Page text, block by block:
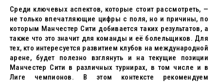
Среди ключевых аспектов, которые стоит рассмотреть, —
не только впечатляющие цифры с поля, но и причины, по
которым Манчестер Сити добивается таких результатов, а
также что это значит для команды и её болельщиков. Для
тех, кто интересуется развитием клубов на международной
арене, будет полезно взглянуть и на текущие позиции
Манчестер Сити в различных турнирах, в том числе и в
Лиге чемпионов. В этом контексте рекомендуем